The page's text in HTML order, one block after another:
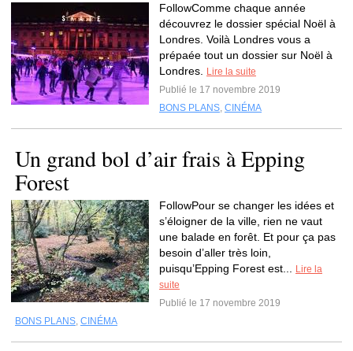
FollowComme chaque année
découvrez le dossier spécial Noël à
Londres. Voilà Londres vous a
prépaée tout un dossier sur Noël à
Londres.
Lire la suite
Publié le 17 novembre 2019
BONS PLANS, CINÉMA
Un grand bol d’air frais à Epping
Forest
FollowPour se changer les idées et
s’éloigner de la ville, rien ne vaut
une balade en forêt. Et pour ça pas
besoin d’aller très loin,
puisqu’Epping Forest est...
Lire la
suite
Publié le 17 novembre 2019
BONS PLANS, CINÉMA